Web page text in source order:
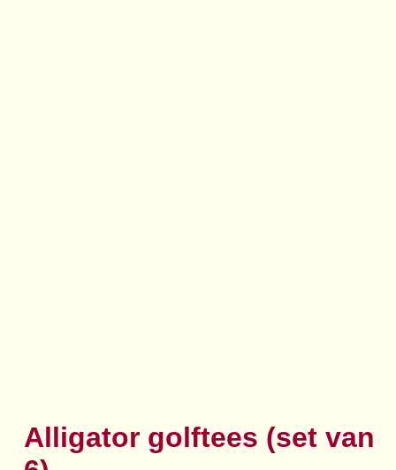
Alligator golftees (set van